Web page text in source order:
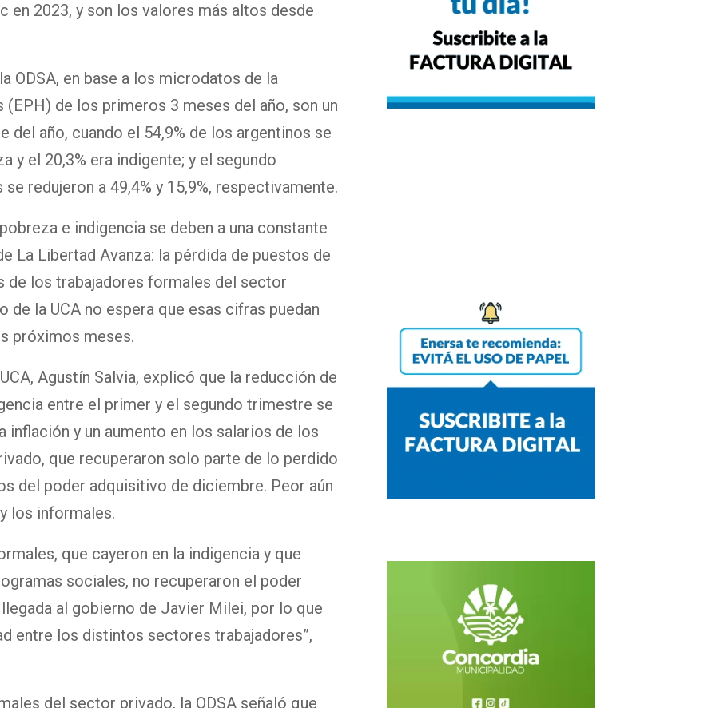
2023, y son los valores más altos desde
ODSA, en base a los microdatos de la
de los primeros 3 meses del año, son un
año, cuando el 54,9% de los argentinos se
y el 20,3% era indigente; y el segundo
redujeron a 49,4% y 15,9%, respectivamente.
e indigencia se deben a una constante
La Libertad Avanza: la pérdida de puestos de
de los trabajadores formales del sector
la UCA no espera que esas cifras puedan
próximos meses.
Agustín Salvia, explicó que la reducción de
entre el primer y el segundo trimestre se
inflación y un aumento en los salarios de los
que recuperaron solo parte de lo perdido
del poder adquisitivo de diciembre. Peor aún
los informales.
que cayeron en la indigencia y que
sociales, no recuperaron el poder
al gobierno de Javier Milei, por lo que
entre los distintos sectores trabajadores”,
del sector privado, la ODSA señaló que